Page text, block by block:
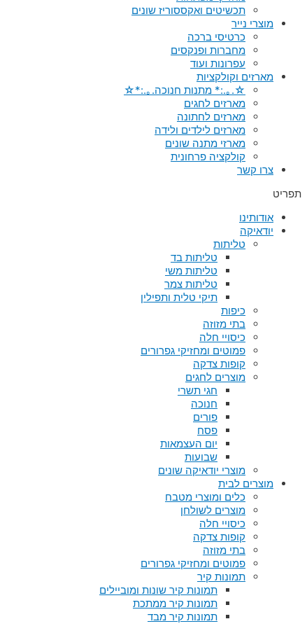
תכשיטים ואקססוריז שונים
מוצרי נייר
כרטיסי ברכה
מחברות ופנקסים
עפרונות ועוד
מארזים וקולקציות
☆.｡.:* מתנות חנוכה.｡.:*☆
מארזים לחגים
מארזים לחתונה
מארזים לילדים ולידה
מארזי מתנה שונים
קולקציה פרחונית
צרו קשר
תפריט
אודותינו
יודאיקה
טליתות
טליתות בד
טליתות משי
טליתות צמר
תיקי טלית ותפילין
כיפות
בתי מזוזה
כיסויי חלה
פמוטים ומחזיקי גפרורים
קופות צדקה
מוצרים לחגים
חגי תשרי
חנוכה
פורים
פסח
יום העצמאות
שבועות
מוצרי יודאיקה שונים
מוצרים לבית
כלים ומוצרי מטבח
מוצרים לשולחן
כיסויי חלה
קופות צדקה
בתי מזוזה
פמוטים ומחזיקי גפרורים
תמונות קיר
תמונות קיר שונות ומוביילים
תמונות קיר ממתכת
תמונות קיר מבד